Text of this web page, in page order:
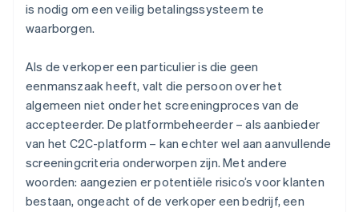
is nodig om een veilig betalingssysteem te
waarborgen.
Als de verkoper een particulier is die geen
eenmanszaak heeft, valt die persoon over het
algemeen niet onder het screeningproces van de
accepteerder. De platformbeheerder – als aanbieder
van het C2C-platform – kan echter wel aan aanvullende
screeningcriteria onderworpen zijn. Met andere
woorden: aangezien er potentiële risico’s voor klanten
bestaan, ongeacht of de verkoper een bedrijf, een